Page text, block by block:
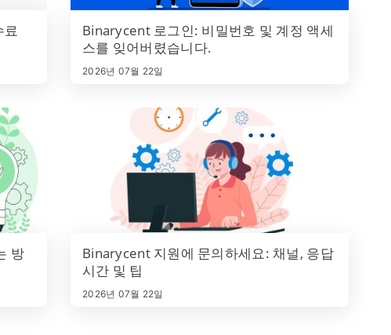
료
Binarycent 로그인: 비밀번호 및 계정 액세
스를 잊어버렸습니다.
2026년 07월 22일
방
Binarycent 지원에 문의하세요: 채널, 응답
시간 및 팁
2026년 07월 22일